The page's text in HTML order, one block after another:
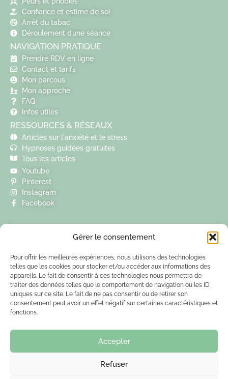
Gérer le consentement
Pour offrir les meilleures expériences, nous utilisons des technologies
telles que les cookies pour stocker et/ou accéder aux informations des
appareils. Le fait de consentir à ces technologies nous permettra de
traiter des données telles que le comportement de navigation ou les ID
uniques sur ce site. Le fait de ne pas consentir ou de retirer son
consentement peut avoir un effet négatif sur certaines caractéristiques et
fonctions.
Accepter
Refuser
Confiance et estime de soi
Arrêt du tabac
Déroulement d’une séance
NAVIGATION PRATIQUE
Prendre RDV en ligne
Contact et tarifs
Mon parcous
Mon approche
FAQ
Infos utiles
RESSOURCES & RÉSEAUX
Articles sur l'anxiété et le stress
Hypnoses guidées gratuites
Tous les articles
Youtube
Pinterest
Instagram
Facebook
l’hypnose, spécialisée dans la gestion des émotions, de l’anxiété et
nord du Cher, facilement accessible depuis Aubigny-sur-Nère,
Argent-sur-Sauldre, Gien, Coullons, Autry-le-Châtel, Sancerre,
Vierzon, Bourges et Orléans.
Je ne suis ni médecin ni psychologue. Je ne pose aucun diagnostic, je
ne traite pas et ne soigne pas : mon accompagnement ne se substitue
pas à un suivi médical ou psychologique. Je vous accompagne à
changer votre rapport à vos émotions, pour qu’elles repassent au
vie.
Hypnose Gien Hypnose Aubigny-sur-Nère Hypnose Sancerre Hypnose